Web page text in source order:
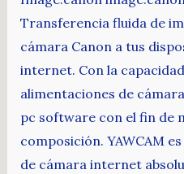
Transferencia fluida de
cámara Canon a tus
internet. Con la
alimentaciones de
pc software con el fin de
composición. YAWCAM
de cámara internet